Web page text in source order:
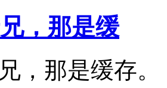
，那是缓
，那是缓存。